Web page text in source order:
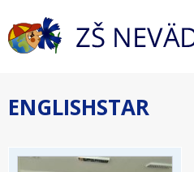
ENGLISHSTAR